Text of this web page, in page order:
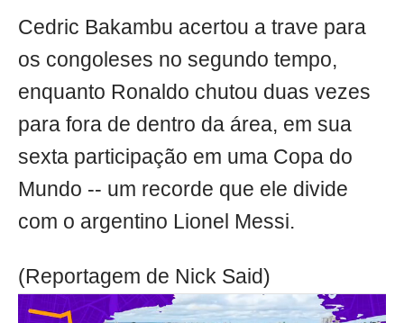
Cedric Bakambu acertou a trave para
os congoleses no segundo tempo,
enquanto Ronaldo chutou duas vezes
para fora de dentro da área, em sua
sexta participação em uma Copa do
Mundo -- um recorde que ele divide
com o argentino Lionel Messi.
(Reportagem de Nick Said)